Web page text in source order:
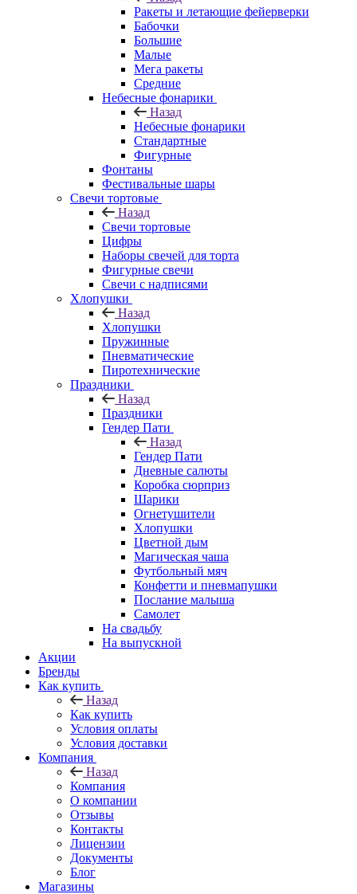
Ракеты и летающие фейерверки
Бабочки
Большие
Малые
Мега ракеты
Средние
Небесные фонарики
Назад
Небесные фонарики
Стандартные
Фигурные
Фонтаны
Фестивальные шары
Свечи тортовые
Назад
Свечи тортовые
Цифры
Наборы свечей для торта
Фигурные свечи
Свечи с надписями
Хлопушки
Назад
Хлопушки
Пружинные
Пневматические
Пиротехнические
Праздники
Назад
Праздники
Гендер Пати
Назад
Гендер Пати
Дневные салюты
Коробка сюрприз
Шарики
Огнетушители
Хлопушки
Цветной дым
Магическая чаша
Футбольный мяч
Конфетти и пневмапушки
Послание малыша
Самолет
На свадьбу
На выпускной
Акции
Бренды
Как купить
Назад
Как купить
Условия оплаты
Условия доставки
Компания
Назад
Компания
О компании
Отзывы
Контакты
Лицензии
Документы
Блог
Магазины